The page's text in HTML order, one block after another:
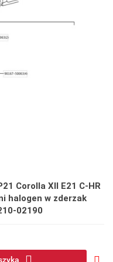
Corolla XII E21 C-HR
halogen w zderzak
02190